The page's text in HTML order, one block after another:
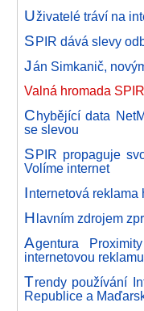
Uživatelé tráví na
SPIR dává slevy
Ján Simkanič,
Valná hromada
Chybějící data
se slevou
SPIR propaguje
Volíme internet
Internetová reklama
Hlavním zdrojem
Agentura
internetovou reklamu
Trendy používání
Republice a